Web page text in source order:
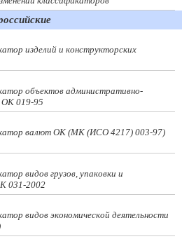
изделий и конструкторских
объектов административно-
ОК 019-95
валют ОК (МК (ИСО 4217) 003-97)
видов грузов, упаковки и
031-2002
видов экономической деятельности